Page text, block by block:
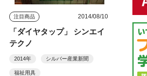
注目商品 2014/08/10
「ダイヤタップ」 シンエイ
テクノ
2014年 シルバー産業新聞
福祉用具